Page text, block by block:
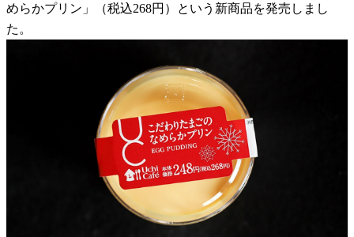
めらかプリン」（税込268円）という新商品を発売しまし
た。